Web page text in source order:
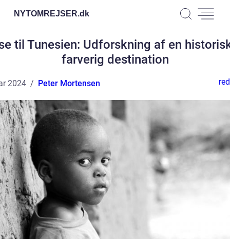
NYTOMREJSER.dk
til Tunesien: Udforskning af en
farverig destination
2024 Peter Mortensen